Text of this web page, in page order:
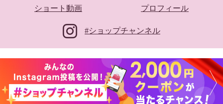
ショート動画 プロフィール
#ショップチャンネル